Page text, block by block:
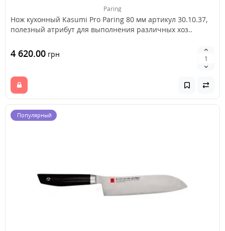
Paring
Нож кухонный Kasumi Pro Paring 80 мм артикул 30.10.37,
полезный атрибут для выполнения различных хоз..
4 620.00 грн
Популярный